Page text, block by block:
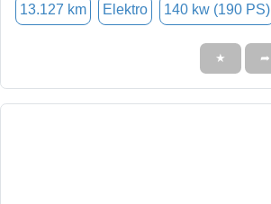
13.127 km Elektro 140 kw (190 PS)
★ ➦